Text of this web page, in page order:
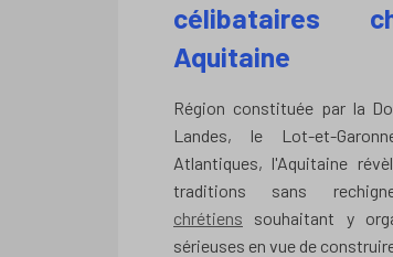
célibataires
Aquitaine
Région constituée par la
Landes, le Lot-et-
Atlantiques, l'Aquitaine
traditions sans
chrétiens souhaitant y
sérieuses en vue de